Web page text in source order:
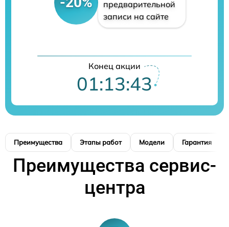
предварительной
записи на сайте
Конец акции
01:13:42
Преимущества Этапы работ Модели Гарантия
Преимущества сервис-
центра